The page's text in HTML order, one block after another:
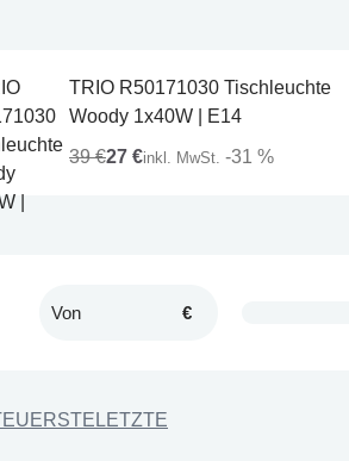
TRIO R50171030 Tischleuchte
Woody 1x40W | E14
39 €27 €inkl. MwSt. -31 %
€
LETZTE